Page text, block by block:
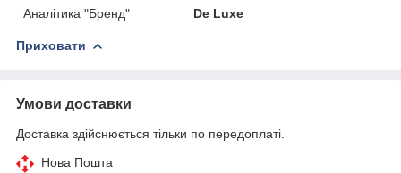
Аналітика "Бренд"
De Luxe
Приховати
Умови доставки
Доставка здійснюється тільки по передоплаті.
Нова Пошта